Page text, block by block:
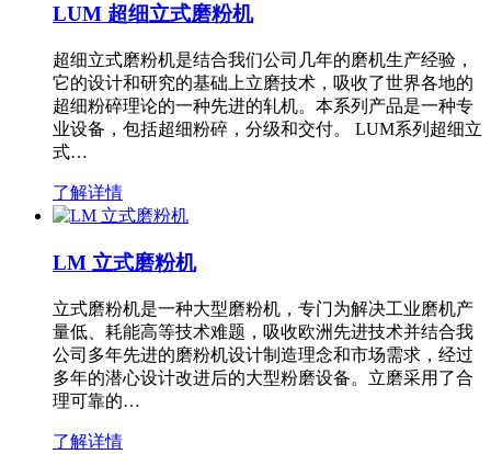
LUM 超细立式磨粉机
超细立式磨粉机是结合我们公司几年的磨机生产经验，
它的设计和研究的基础上立磨技术，吸收了世界各地的
超细粉碎理论的一种先进的轧机。本系列产品是一种专
业设备，包括超细粉碎，分级和交付。 LUM系列超细立
式…
了解详情
LM 立式磨粉机
立式磨粉机是一种大型磨粉机，专门为解决工业磨机产
量低、耗能高等技术难题，吸收欧洲先进技术并结合我
公司多年先进的磨粉机设计制造理念和市场需求，经过
多年的潜心设计改进后的大型粉磨设备。立磨采用了合
理可靠的…
了解详情